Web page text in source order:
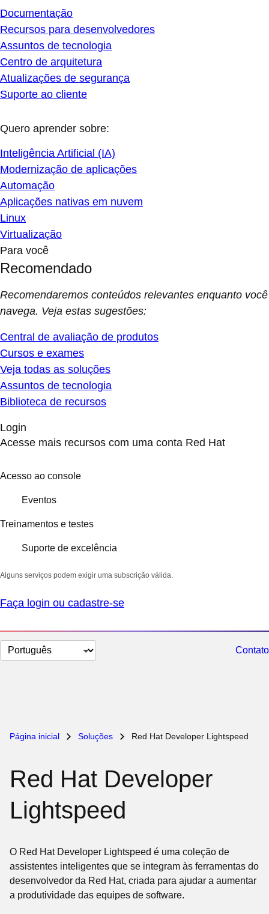
Documentação
Recursos para desenvolvedores
Assuntos de tecnologia
Centro de arquitetura
Atualizações de segurança
Suporte ao cliente
Quero aprender sobre:
Inteligência Artificial (IA)
Modernização de aplicações
Automação
Aplicações nativas em nuvem
Linux
Virtualização
Para você
Recomendado
Recomendaremos conteúdos relevantes enquanto você
navega. Veja estas sugestões:
Central de avaliação de produtos
Cursos e exames
Veja todas as soluções
Assuntos de tecnologia
Biblioteca de recursos
Login
Acesse mais recursos com uma conta Red Hat
Acesso ao console
Eventos
Treinamentos e testes
Suporte de excelência
Alguns serviços podem exigir uma subscrição válida.
Faça login ou cadastre-se
Selecionar
idioma
Contato
Página inicial Soluções Red Hat Developer Lightspeed
Red Hat Developer
Lightspeed
O Red Hat Developer Lightspeed é uma coleção de
assistentes inteligentes que se integram às ferramentas do
desenvolvedor da Red Hat, criada para ajudar a aumentar
a produtividade das equipes de software.